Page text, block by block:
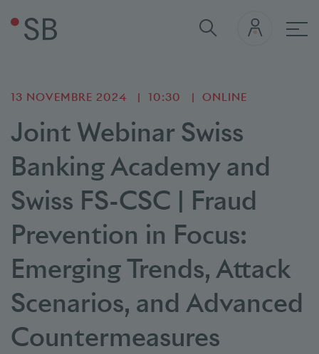
13 NOVEMBRE 2024 10:30 ONLINE
Joint Webinar Swiss
Banking Academy and
Swiss FS-CSC | Fraud
Prevention in Focus:
Emerging Trends, Attack
Scenarios, and Advanced
Countermeasures